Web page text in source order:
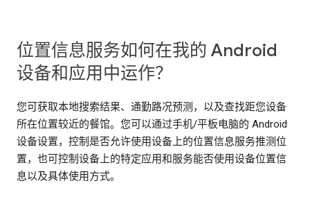
位置信息服务如何在我的 Android
设备和应用中运作？
您可获取本地搜索结果、通勤路况预测，以及查找距您设备
所在位置较近的餐馆。您可以通过手机/平板电脑的 Android
设备设置，控制是否允许使用设备上的位置信息服务推测位
置，也可控制设备上的特定应用和服务能否使用设备位置信
息以及具体使用方式。